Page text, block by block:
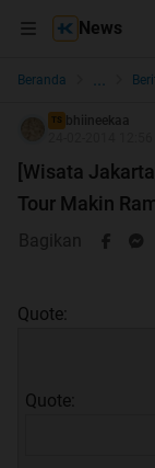
News
Beranda ...
TS
bhiineekaa
[Wisata
Tour Makin
Bagikan
Quote:
Quote: